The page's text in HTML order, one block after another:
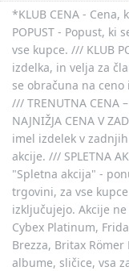
*KLUB CENA -
POPUST - Popust, ki
vse kupce. /// KLUB
izdelka, in velja za
se obračuna na
/// TRENUTNA
NAJNIŽJA CENA V
imel izdelek v
akcije. /// SPLETNA
"Spletna akcija" -
trgovini, za vse
izključujejo. Akcije
Cybex Platinum,
Brezza, Britax Römer
albume, sličice, vsa